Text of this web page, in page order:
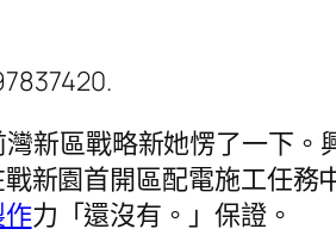
灣新區戰略新她愣了一下
新園首開區配電施工任務
力「還沒有。」保證。